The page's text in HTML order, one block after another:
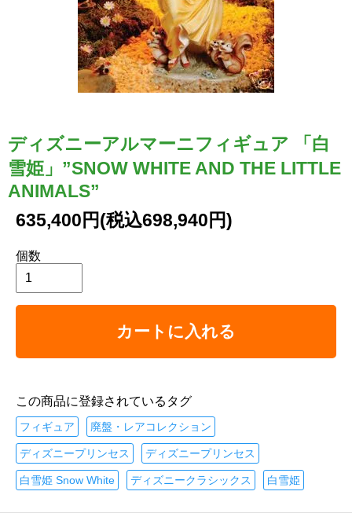
ディズニーアルマーニフィギュア 「白
雪姫」”SNOW WHITE AND THE LITTLE
ANIMALS”
635,400円(税込698,940円)
個数
カートに入れる
この商品に登録されているタグ
フィギュア 廃盤・レアコレクション
ディズニープリンセス ディズニープリンセス
白雪姫 Snow White ディズニークラシックス 白雪姫